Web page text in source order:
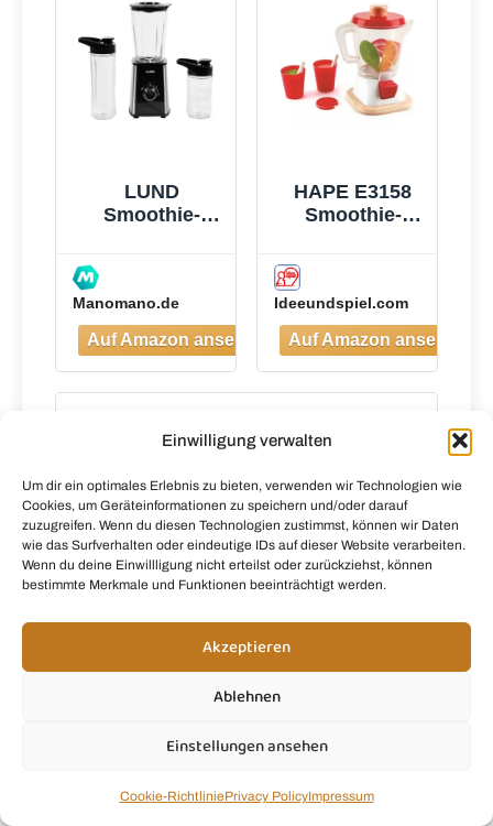
Einwilligung verwalten
Um dir ein optimales Erlebnis zu bieten, verwenden wir Technologien wie
Cookies, um Geräteinformationen zu speichern und/oder darauf
zuzugreifen. Wenn du diesen Technologien zustimmst, können wir Daten
wie das Surfverhalten oder eindeutige IDs auf dieser Website verarbeiten.
Wenn du deine Einwillligung nicht erteilst oder zurückziehst, können
bestimmte Merkmale und Funktionen beeinträchtigt werden.
Akzeptieren
Ablehnen
Einstellungen ansehen
Cookie-RichtliniePrivacy PolicyImpressum
Frei, Leicht zu
Reinigen,
Blender
elektrisch für
Shake,
LUND
Smoothie-
Manomano.de
HAPE E3158
Smoothie-
Ideeundspiel.com
Ninja Blast Tragbarer Mixer &
Leistungsstark
Amazon